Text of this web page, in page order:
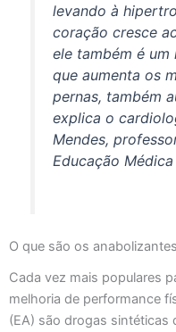
levando à
coração cresce
ele também é
que aumenta os
pernas, também
explica o
Mendes,
Educação
O que são os
Cada vez mais populares
melhoria de performance
(EA) são drogas sintéticas